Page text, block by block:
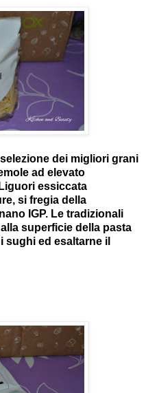
dei migliori grani
ad elevato
essiccata
si fregia della
IGP. Le tradizionali
superficie della pasta
sughi ed esaltarne il